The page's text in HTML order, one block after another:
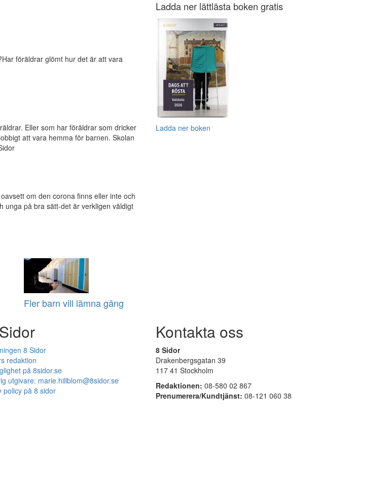
föräldrar glömt hur det är att vara
Eller som har föräldrar som dricker
att vara hemma för barnen. Skolan
om den corona finns eller inte och
unga på bra sätt-det är verkligen väldigt
Fler barn vill lämna gäng
Ladda ner lättlästa boken gratis
Ladda ner boken
8 Sidor
redaktion
på 8sidor.se
utgivare: marie.hillblom@8sidor.se
policy på 8 sidor
Kontakta oss
8 Sidor
Drakenbergsgatan 39
117 41 Stockholm
Redaktionen: 08-580 02 867
Prenumerera/Kundtjänst: 08-121 060 38